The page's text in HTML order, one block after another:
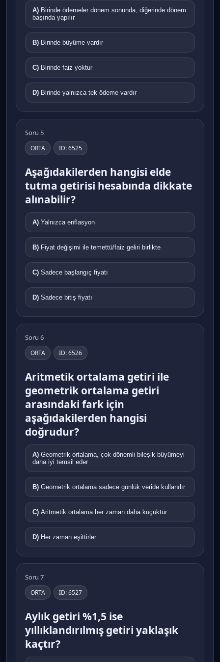
A)
başında yapılır
B) Birinde büyüme vardır
C) Birinde faiz yoktur
D) Birinde yalnızca tek ödeme vardır
Soru 5
ORTA ID: 6525
Aşağıdakilerden hangisi elde
tutma getirisi hesabında dikkate
alınabilir?
A) Yalnızca enflasyon
B) Fiyat değişimi ile temettü/faiz geliri birlikte
C) Sadece başlangıç fiyatı
D) Sadece bitiş fiyatı
Soru 6
ORTA ID: 6526
Aritmetik ortalama getiri ile
geometrik ortalama getiri
arasındaki fark için
aşağıdakilerden hangisi
doğrudur?
A)
daha iyi temsil eder
B) Geometrik ortalama sadece günlük veride kullanılır
C) Aritmetik ortalama her zaman daha küçüktür
D) Her zaman eşittirler
Soru 7
ORTA ID: 6527
Aylık getiri %1,5 ise
yıllıklandırılmış getiri yaklaşık
kaçtır?